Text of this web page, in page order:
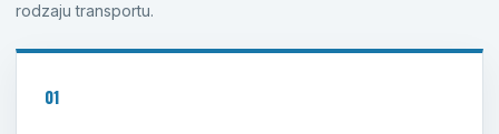
rodzaju transportu.
01